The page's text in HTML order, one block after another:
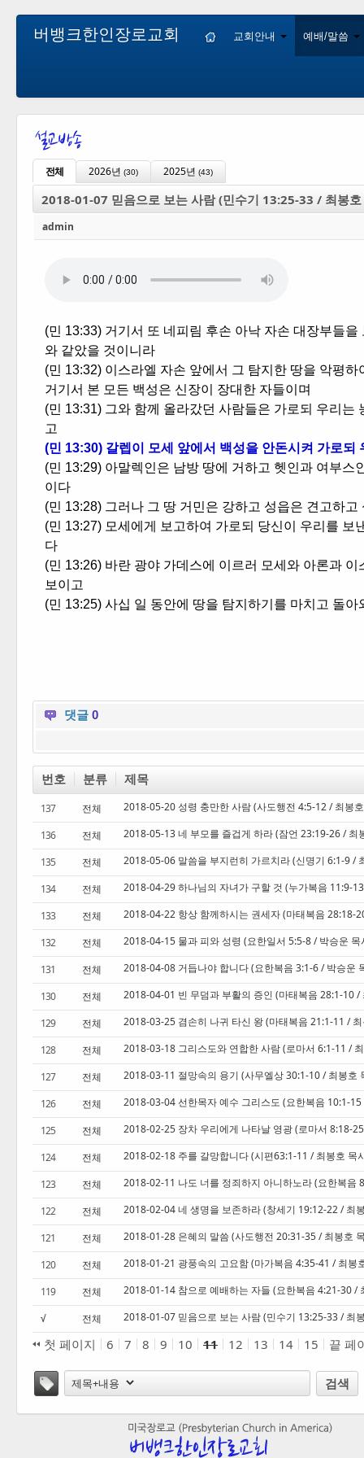
버뱅크한인장로교회 교회안내 예배/말씀
전체 2026년 (30) 2025년 (43)
2018-01-07 믿음으로 보는 사람 (민수기 13:25-33 / 최봉
admin
(민 13:33) 거기서 또 네피림 후손 아낙 자손 대장부들
와 같았을 것이니라
(민 13:32) 이스라엘 자손 앞에서 그 탐지한 땅을 악평
거기서 본 모든 백성은 신장이 장대한 자들이며
(민 13:31) 그와 함께 올라갔던 사람들은 가로되 우리
고
(민 13:30) 갈렙이 모세 앞에서 백성을 안돈시켜 가로
(민 13:29) 아말렉인은 남방 땅에 거하고 헷인과 여부
이다
(민 13:28) 그러나 그 땅 거민은 강하고 성읍은 견고하
(민 13:27) 모세에게 보고하여 가로되 당신이 우리를
다
(민 13:26) 바란 광야 가데스에 이르러 모세와 아론과
보이고
(민 13:25) 사십 일 동안에 땅을 탐지하기를 마치고 돌아
댓글 0
번호 분류 제목
137 전체 2018-05-20 성령 충만한 사람 (사도행전 4:5-12 / 최봉
136 전체 2018-05-13 네 부모를 즐겁게 하라 (잠언 23:19-26 / 최
135 전체 2018-05-06 말씀을 부지런히 가르치라 (신명기 6:1-9 /
134 전체 2018-04-29 하나님의 자녀가 구할 것 (누가복음 11:9-
133 전체 2018-04-22 항상 함께하시는 권세자 (마태복음 28:18-
132 전체 2018-04-15 물과 피와 성령 (요한일서 5:5-8 / 박승운 목
131 전체 2018-04-08 거듭나야 합니다 (요한복음 3:1-6 / 박승운
130 전체 2018-04-01 빈 무덤과 부활의 증인 (마태복음 28:1-10 /
129 전체 2018-03-25 겸손히 나귀 타신 왕 (마태복음 21:1-11 /
128 전체 2018-03-18 그리스도와 연합한 사람 (로마서 6:1-11 /
127 전체 2018-03-11 절망속의 용기 (사무엘상 30:1-10 / 최봉호
126 전체 2018-03-04 선한목자 예수 그리스도 (요한복음 10:1-
125 전체 2018-02-25 장차 우리에게 나타날 영광 (로마서 8:18-
124 전체 2018-02-18 주를 갈망합니다 (시편63:1-11 / 최봉호 목
123 전체 2018-02-11 나도 너를 정죄하지 아니하노라 (요한복음
122 전체 2018-02-04 네 생명을 보존하라 (창세기 19:12-22 / 최
121 전체 2018-01-28 은혜의 말씀 (사도행전 20:31-35 / 최봉호
120 전체 2018-01-21 광풍속의 고요함 (마가복음 4:35-41 / 최봉
119 전체 2018-01-14 참으로 예배하는 자들 (요한복음 4:21-30 /
√ 전체 2018-01-07 믿음으로 보는 사람 (민수기 13:25-33 / 최
첫 페이지 6 7 8 9 10 11 12 13 14 15
끝 페
검색